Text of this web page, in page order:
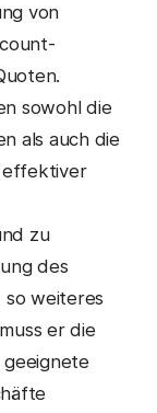
von
sowohl die
als auch die
effektiver
zu
des
so weiteres
er die